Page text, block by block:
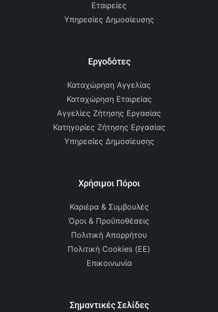
Εταιρείες
Υπηρεσίες Δημοσίευσης
Εργοδότες
Καταχώρηση Αγγελίας
Καταχώρηση Εταιρείας
Αγγελίες Ζήτησης Εργασίας
Κατηγορίες Ζήτησης Εργασίας
Υπηρεσίες Δημοσίευσης
Χρήσιμοι Πόροι
Καριέρα & Συμβουλές
Όροι & Προϋποθέσεις
Πολιτική Απορρήτου
Πολιτική Cookies (ΕΕ)
Επικοινωνία
Σημαντικές Σελίδες